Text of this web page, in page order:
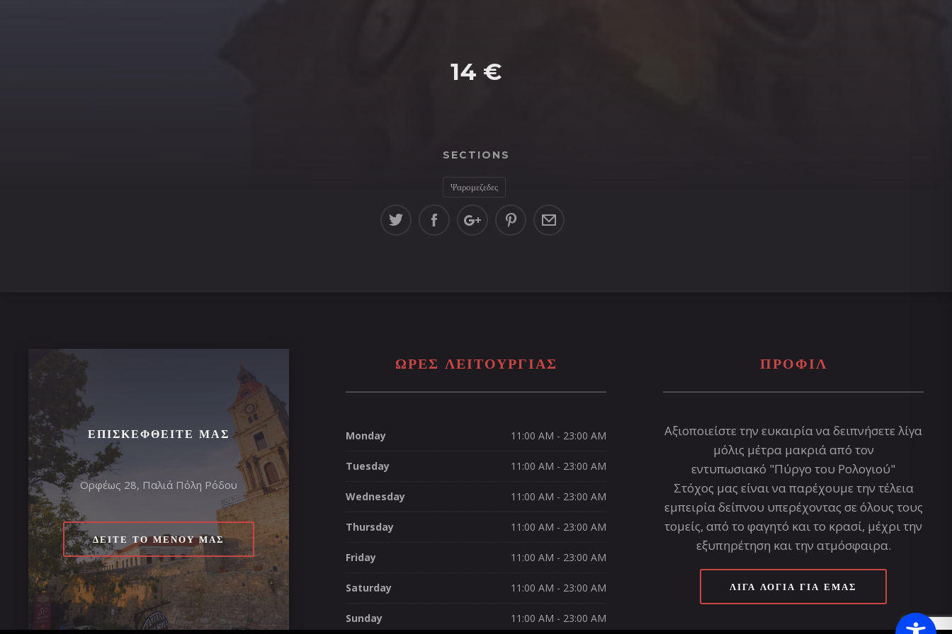
14 €
SECTIONS
Ψαρομεζεδες
ΕΠΙΣΚΕΦΘΕΊΤΕ ΜΑΣ
Ορφέως 28, Παλιά Πόλη Ρόδου
ΔΕΊΤΕ ΤΟ ΜΕΝΟΎ ΜΑΣ
ΩΡΕΣ ΛΕΙΤΟΥΡΓΊΑΣ
Monday 11:00 AM - 23:00 AM
Tuesday 11:00 AM - 23:00 AM
Wednesday 11:00 AM - 23:00 AM
Thursday 11:00 AM - 23:00 AM
Friday 11:00 AM - 23:00 AM
Saturday 11:00 AM - 23:00 AM
Sunday 11:00 AM - 23:00 AM
ΠΡΟΦΊΛ
Αξιοποιείστε την ευκαιρία να δειπνήσετε λίγα
μόλις μέτρα μακριά από τον
εντυπωσιακό "Πύργο του Ρολογιού"
Στόχος μας είναι να παρέχουμε την τέλεια
εμπειρία δείπνου υπερέχοντας σε όλους τους
τομείς, από το φαγητό και το κρασί, μέχρι την
εξυπηρέτηση και την ατμόσφαιρα.
ΛΊΓΑ ΛΌΓΙΑ ΓΙΑ ΕΜΆΣ